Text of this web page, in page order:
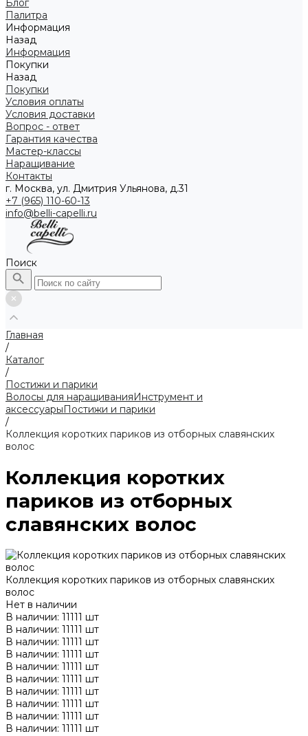
Блог
Палитра
Информация
Назад
Информация
Покупки
Назад
Покупки
Условия оплаты
Условия доставки
Вопрос - ответ
Гарантия качества
Мастер-классы
Наращивание
Контакты
г. Москва, ул. Дмитрия Ульянова, д.31
+7 (965) 110-60-13
info@belli-capelli.ru
Поиск
Главная
/
Каталог
/
Постижи и парики
Волосы для наращиванияИнструмент и
аксессуарыПостижи и парики
/
Коллекция коротких париков из отборных славянских
волос
Коллекция коротких
париков из отборных
славянских волос
Коллекция коротких париков из отборных славянских
волос
Нет в наличии
В наличии: 11111 шт
В наличии: 11111 шт
В наличии: 11111 шт
В наличии: 11111 шт
В наличии: 11111 шт
В наличии: 11111 шт
В наличии: 11111 шт
В наличии: 11111 шт
В наличии: 11111 шт
В наличии: 11111 шт